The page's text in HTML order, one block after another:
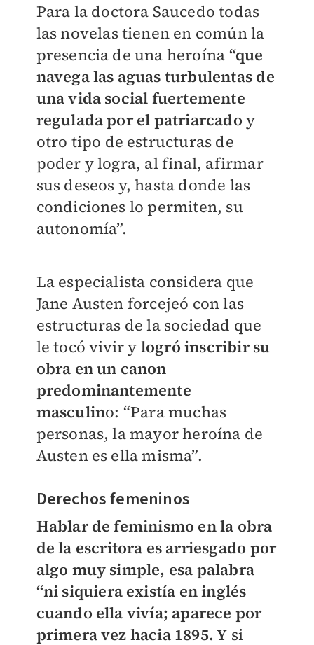
Para la doctora Saucedo todas
las novelas tienen en común la
presencia de una heroína “que
navega las aguas turbulentas de
una vida social fuertemente
regulada por el patriarcadoy
otro tipo de estructuras de
poder y logra, al final, afirmar
sus deseos y, hasta donde las
condiciones lo permiten, su
autonomía”.
La especialista considera que
Jane Austen forcejeó con las
estructuras de la sociedad que
le tocó vivir y logró inscribir su
obra en un canon
predominantemente
masculino: “Para muchas
personas, la mayor heroína de
Austen es ella misma”.
Derechos femeninos
Hablar de feminismo en la obra
de la escritora es arriesgado por
algo muy simple, esa palabra
“ni siquiera existía en inglés
cuando ella vivía; aparece por
primera vez hacia 1895. Y si